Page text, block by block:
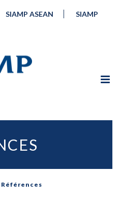
SIAMP ASEAN
SIAMP
Références